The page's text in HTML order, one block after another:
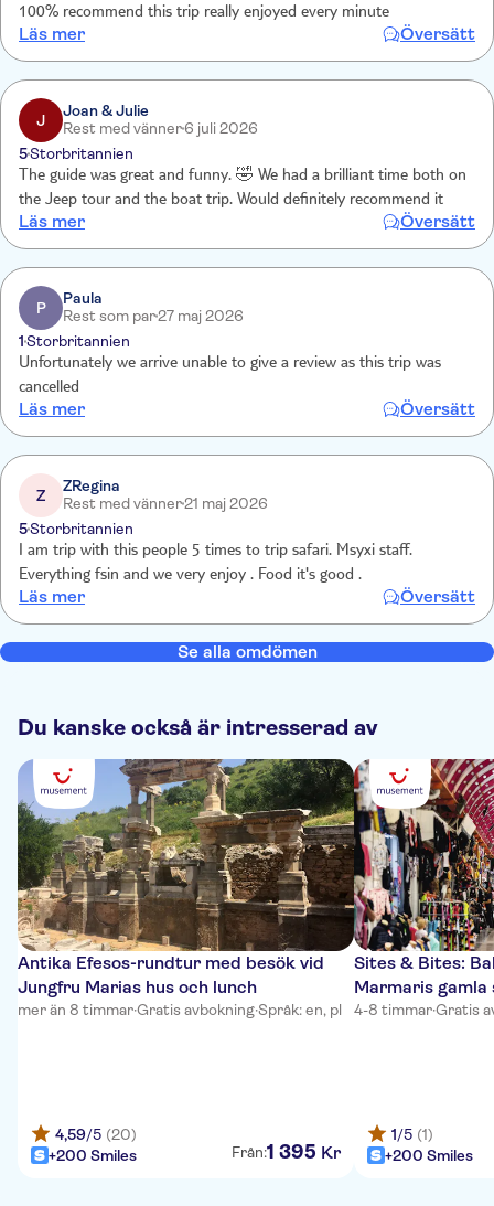
100% recommend this trip really enjoyed every minute
Läs mer Översätt
J
Joan & Julie
Rest med vänner6 juli 2026
5Storbritannien
The guide was great and funny. 🤣 We had a brilliant time both on
the Jeep tour and the boat trip. Would definitely recommend it
Läs mer Översätt
P
Paula
Rest som par27 maj 2026
1Storbritannien
Unfortunately we arrive unable to give a review as this trip was
cancelled
Läs mer Översätt
Z
ZRegina
Rest med vänner21 maj 2026
5Storbritannien
I am trip with this people 5 times to trip safari. Msyxi staff.
Everything fsin and we very enjoy . Food it's good .
Läs mer Översätt
Se alla omdömen
Du kanske också är intresserad av
Antika Efesos-rundtur med besök vid
Jungfru Marias hus och lunch
mer än 8 timmar·Gratis avbokning·Språk: en, pl
4,59/5 (20)
+200 Smiles
Från:1 395 Kr
Sites & Bites:
Marmaris gamla
4-8 timmar·Gratis
1/5 (1)
+200 Smiles